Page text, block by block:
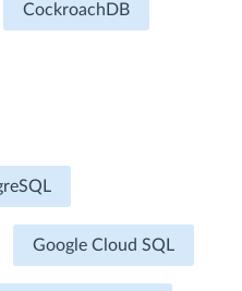
CockroachDB
Google Cloud SQL